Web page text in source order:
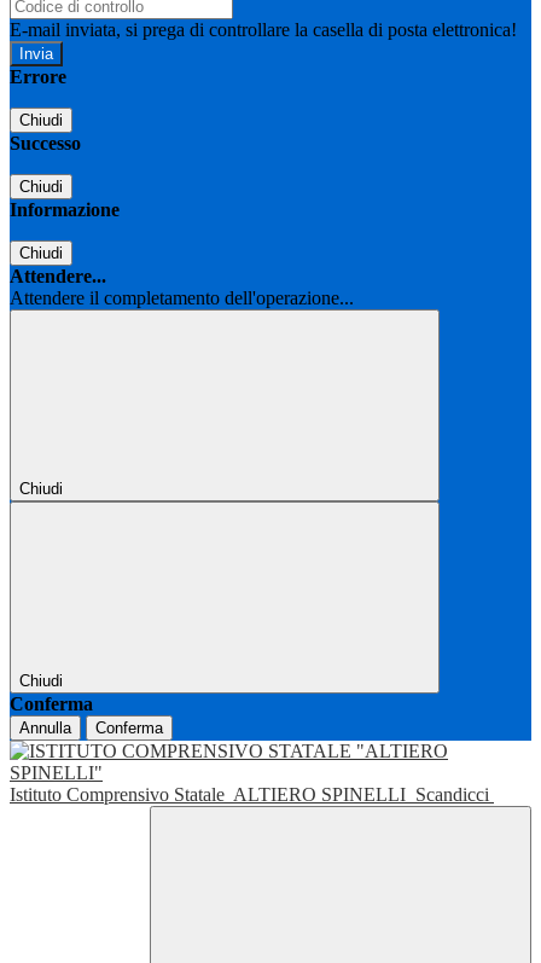
E-mail inviata, si prega di controllare la casella di posta elettronica!
Errore
Chiudi
Successo
Chiudi
Informazione
Chiudi
Attendere...
Attendere il completamento dell'operazione...
Chiudi
Chiudi
Conferma
Annulla Conferma
Istituto Comprensivo Statale ALTIERO SPINELLI Scandicci